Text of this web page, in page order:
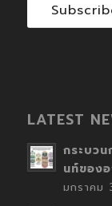
LATEST
กระบว
นท์ของ
มกราคม